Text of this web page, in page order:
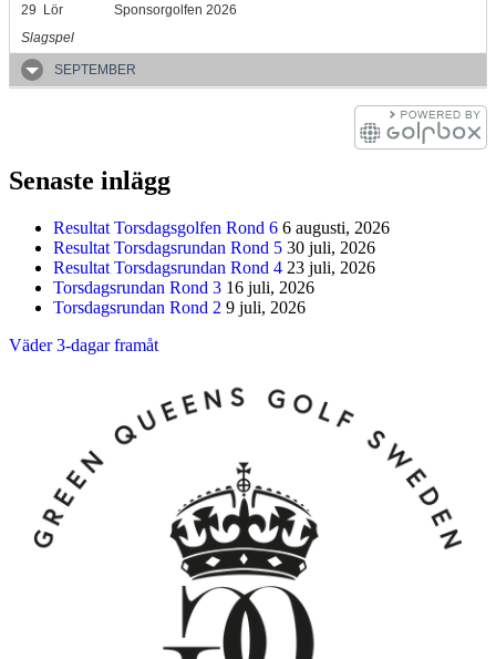
29 Lör
Sponsorgolfen 2026
Slagspel
SEPTEMBER
Senaste inlägg
Resultat Torsdagsgolfen Rond 6 6 augusti, 2026
Resultat Torsdagsrundan Rond 5 30 juli, 2026
Resultat Torsdagsrundan Rond 4 23 juli, 2026
Torsdagsrundan Rond 3 16 juli, 2026
Torsdagsrundan Rond 2 9 juli, 2026
Väder 3-dagar framåt